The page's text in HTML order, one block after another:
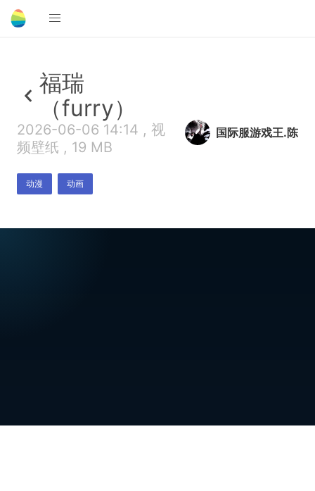
福瑞
（furry）
2026-06-06 14:14 , 视
频壁纸 , 19 MB
动漫 动画
国际服游戏王.陈